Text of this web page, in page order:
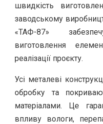
швидкість
заводському
«ТАФ-87»
виготовлення
реалізації проєкту.
Усі металеві
обробку та
матеріалами. Це
впливу вологи,